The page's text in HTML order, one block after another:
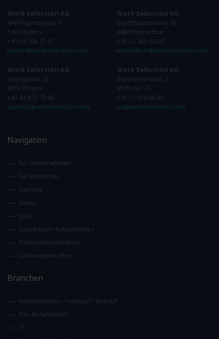
Work Selection AG
Mellingerstrasse 6
5400 Baden
+41 56 296 33 55
baden@workselection.com
Work Selection AG
Kirchgasse 33
8302 Kloten
+41 44 872 70 00
zuerich@workselection.com
Work Selection AG
Stadthausstrasse 43
8400 Winterthur
+41 52 269 10 00
winterthur@workselection.com
Work Selection AG
Zürcherstrasse 2
9500 Wil SG
+41 71 913 80 80
wil@workselection.com
Navigation
Für Unternehmen
Für Bewerber
Karriere
News
Jobs
Impressum & Rechtliches
Datenschutzrichtlinie
Lieferantenkodex
Branchen
Administration / Verkauf / Einkauf
Bau & Handwerk
IT